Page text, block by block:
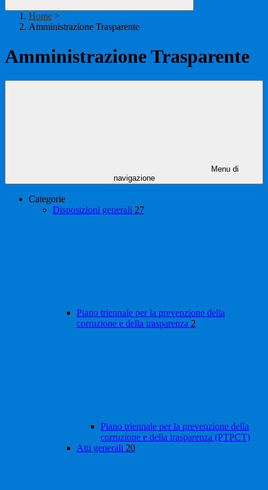
Home >
Amministrazione Trasparente
Amministrazione Trasparente
Menu di
navigazione
Categorie
Disposizioni generali 27
Piano triennale per la prevenzione della
corruzione e della trasparenza 2
Piano triennale per la prevenzione della
corruzione e della trasparenza (PTPCT)
Atti generali 20